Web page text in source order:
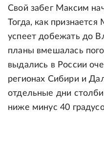
Свой забег Максим
Тогда, как
успеет добежать до
планы вмешалась
выдались в России
регионах Сибири и
отдельные дни
ниже минус 40